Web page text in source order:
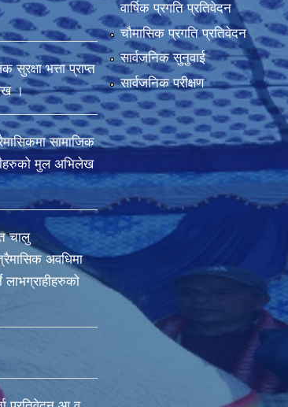
भत्ता प्राप्त
।
सामाजिक
मुल अभिलेख
चालु
अवधिमा
लाभग्राहीहरुको
वार्षिक प्रगति प्रतिवेदन
चौमासिक प्रगति प्रतिवेदन
सार्वजनिक सुनुवाई
सार्वजनिक परीक्षण